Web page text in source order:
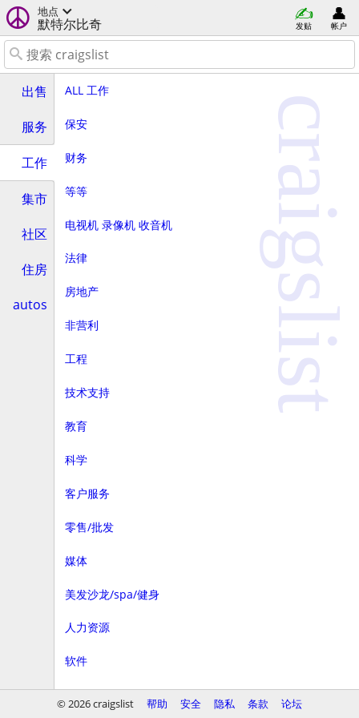
地点
默特尔比奇 发贴 帐户
出售
服务
工作
集市
社区
住房
autos
ALL 工作
保安
财务
等等
电视机 录像机 收音机
法律
房地产
非营利
工程
技术支持
教育
科学
客户服务
零售/批发
媒体
美发沙龙/spa/健身
人力资源
软件
商务
craigslist
© 2026 craigslist 帮助 安全 隐私 条款 论坛